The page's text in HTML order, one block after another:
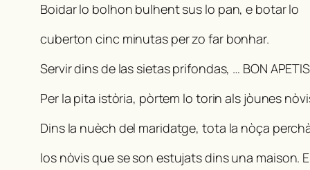
Boidar lo bolhon bulhent sus lo pan, e botar lo
cuberton cinc minutas per zo far bonhar.
Servir dins de las sietas prifondas, … BON
Per la pita istòria, pòrtem lo torin als jòunes
Dins la nuèch del maridatge, tota la nòça
los nòvis que se son estujats dins una maison. E